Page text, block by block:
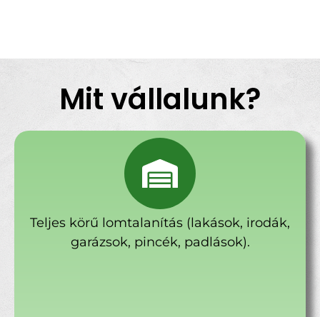
Mit vállalunk?
Teljes körű lomtalanítás (lakások, irodák,
garázsok, pincék, padlások).